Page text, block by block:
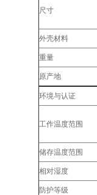
尺寸
外壳材料
重量
原产地
环境与认证
工作温度范围
储存温度范围
相对湿度
防护等级